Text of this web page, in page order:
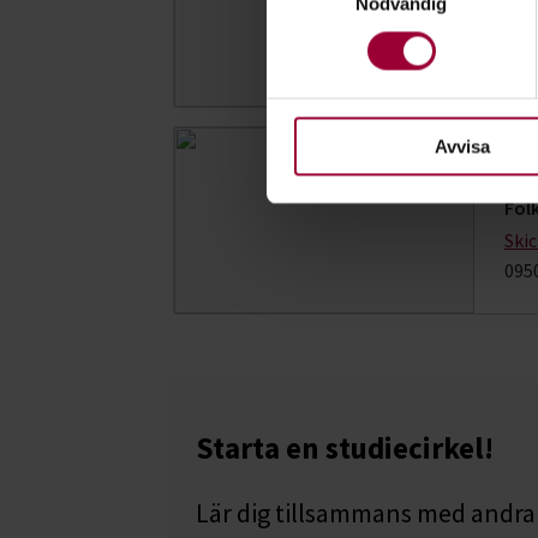
Ta reda på mer om hur
eller dra tillbaka ditt
För att du ska få en så bra
Avvisa
Starta en studiecirkel!
Lär dig tillsammans med